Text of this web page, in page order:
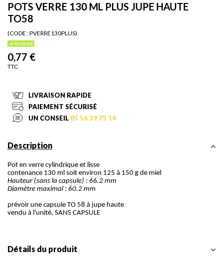
POTS VERRE 130 ML PLUS JUPE HAUTE
TO58
(CODE :PVERRE130PLUS)
En stock
0,77 €
TTC
LIVRAISON RAPIDE
PAIEMENT SÉCURISÉ
UN CONSEIL 05 56 39 75 14
Description
Pot en verre cylindrique et lisse
contenance 130 ml soit environ 125 à 150 g de miel
Hauteur (sans la capsule) : 66.2 mm
Diamètre maximal : 60.2 mm
prévoir une capsule TO 58 à jupe haute
vendu à l'unité, SANS CAPSULE
Détails du produit